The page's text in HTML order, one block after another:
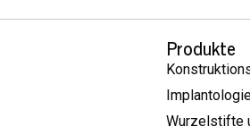
Produkte
Wurzelstifte